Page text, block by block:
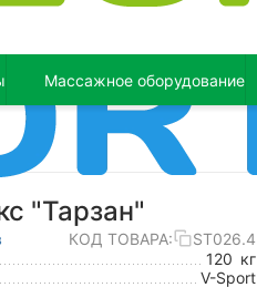
Массажное оборудование
"Тарзан"
КОД ТОВАРА:
ST026.4
120 кг
V-Sport